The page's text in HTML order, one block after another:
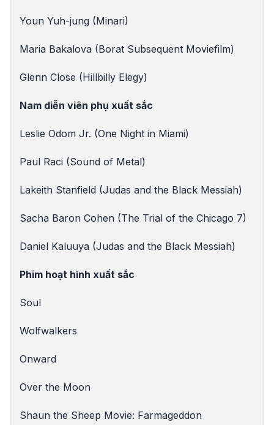
Youn Yuh-jung (Minari)
Maria Bakalova (Borat Subsequent Moviefilm)
Glenn Close (Hillbilly Elegy)
Nam diễn viên phụ xuất sắc
Leslie Odom Jr. (One Night in Miami)
Paul Raci (Sound of Metal)
Lakeith Stanfield (Judas and the Black Messiah)
Sacha Baron Cohen (The Trial of the Chicago 7)
Daniel Kaluuya (Judas and the Black Messiah)
Phim hoạt hình xuất sắc
Soul
Wolfwalkers
Onward
Over the Moon
Shaun the Sheep Movie: Farmageddon